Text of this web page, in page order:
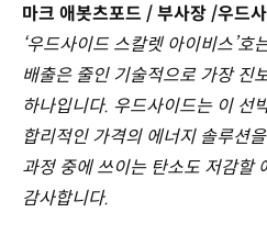
마크 애봇츠포드 / 부사장 /우드
‘우드사이드 스칼렛 아이비스’
배출은 줄인 기술적으로 가장 진
하나입니다. 우드사이드는 이 선
합리적인 가격의 에너지 솔루션
과정 중에 쓰이는 탄소도 저감할
감사합니다.